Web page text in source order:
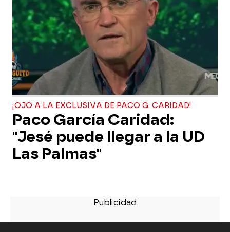
¡OJO A LA EXCLUSIVA DE PACO G. CARIDAD!
Paco García Caridad:
"Jesé puede llegar a la UD
Las Palmas"